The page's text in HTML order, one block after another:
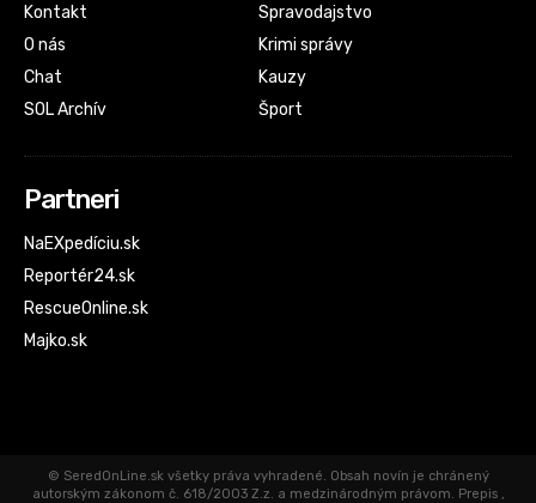
Kontakt
O nás
Chat
SOL Archív
Spravodajstvo
Krimi správy
Kauzy
Šport
Partneri
NaEXpedíciu.sk
Reportér24.sk
RescueOnline.sk
Majko.sk
© SeredOnLine.sk všetky práva vyhradené. Obsah novín je chránený
autorským zákonom č. 618/2003 Z.z. a medzinárodným právom. Prepis ,